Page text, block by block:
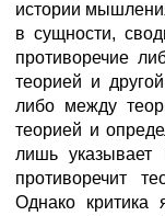
истории
в сущности,
противоречие
теорией и
либо между
теорией и
лишь указывает
противоречит
Однако